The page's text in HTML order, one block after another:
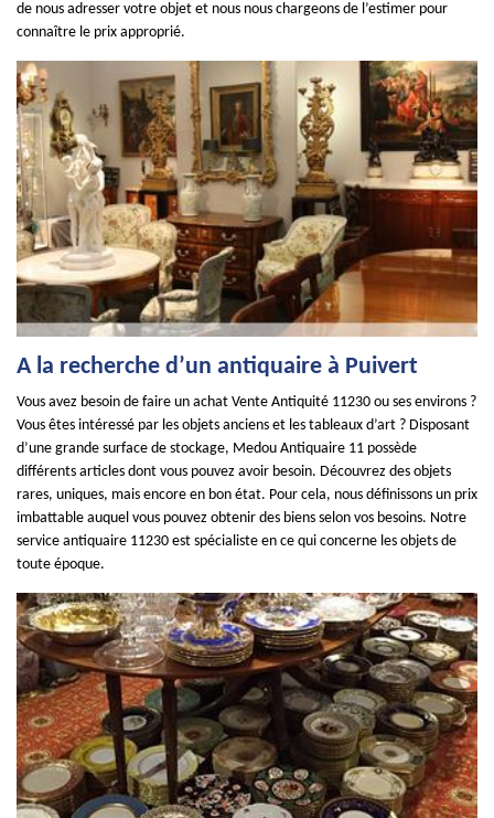
de nous adresser votre objet et nous nous chargeons de l’estimer pour
connaître le prix approprié.
A la recherche d’un antiquaire à Puivert
Vous avez besoin de faire un achat Vente Antiquité 11230 ou ses environs ?
Vous êtes intéressé par les objets anciens et les tableaux d’art ? Disposant
d’une grande surface de stockage, Medou Antiquaire 11 possède
différents articles dont vous pouvez avoir besoin. Découvrez des objets
rares, uniques, mais encore en bon état. Pour cela, nous définissons un prix
imbattable auquel vous pouvez obtenir des biens selon vos besoins. Notre
service antiquaire 11230 est spécialiste en ce qui concerne les objets de
toute époque.